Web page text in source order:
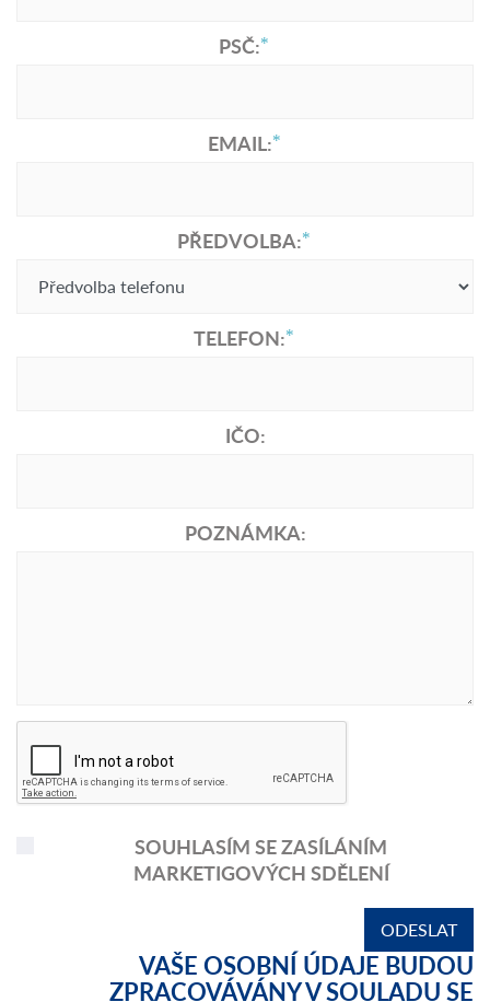
PSČ:
EMAIL:
PŘEDVOLBA:
TELEFON:
IČO:
POZNÁMKA:
SOUHLASÍM SE ZASÍLÁNÍM
MARKETIGOVÝCH SDĚLENÍ
VAŠE OSOBNÍ ÚDAJE BUDOU
ZPRACOVÁVÁNY V SOULADU SE